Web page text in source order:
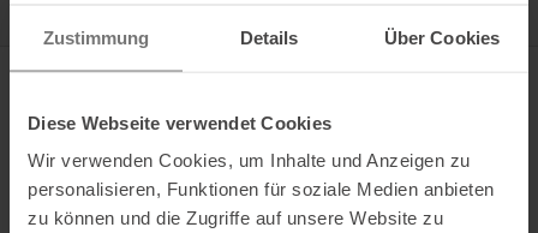
Zustimmung Details Über Cookies
Diese Webseite verwendet Cookies
Wir verwenden Cookies, um Inhalte und Anzeigen zu
personalisieren, Funktionen für soziale Medien anbieten
zu können und die Zugriffe auf unsere Website zu
FILTERN & SORTIEREN ALLE KATEGORIEN
next
Artikel pro Seite